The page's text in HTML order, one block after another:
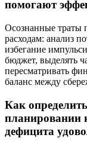
помогают
Осознанные траты
расходам: анализ
избегание
бюджет, выделять
пересматривать
баланс между
Как
планировании
дефицита